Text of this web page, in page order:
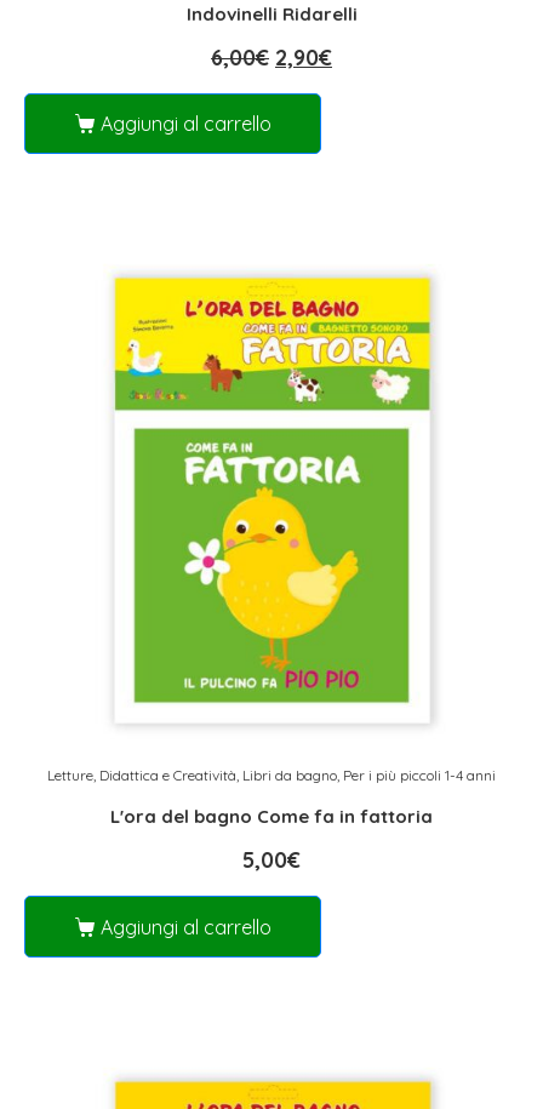
Indovinelli Ridarelli
6,00€ 2,90€
Aggiungi al carrello
Letture, Didattica e Creatività, Libri da bagno, Per i più piccoli 1-4 anni
L'ora del bagno Come fa in fattoria
5,00€
Aggiungi al carrello